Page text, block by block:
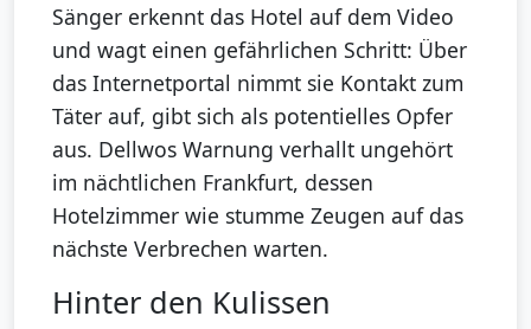
Sänger erkennt das Hotel auf dem Video
und wagt einen gefährlichen Schritt: Über
das Internetportal nimmt sie Kontakt zum
Täter auf, gibt sich als potentielles Opfer
aus. Dellwos Warnung verhallt ungehört
im nächtlichen Frankfurt, dessen
Hotelzimmer wie stumme Zeugen auf das
nächste Verbrechen warten.
Hinter den Kulissen